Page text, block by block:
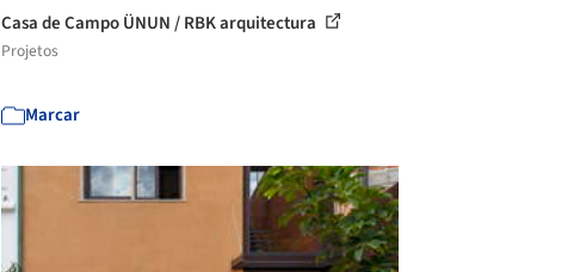
Casa de Campo ÜNUN / RBK arquitectura
Projetos
Marcar